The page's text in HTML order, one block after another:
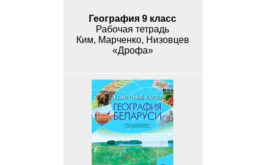
География 9 класс
Рабочая тетрадь
Ким, Марченко, Низовцев
«Дрофа»